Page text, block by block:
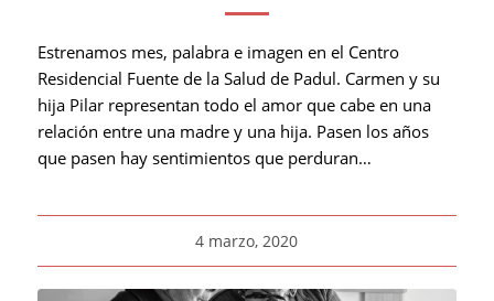
Estrenamos mes, palabra e imagen en el Centro
Residencial Fuente de la Salud de Padul. Carmen y su
hija Pilar representan todo el amor que cabe en una
relación entre una madre y una hija. Pasen los años
que pasen hay sentimientos que perduran…
4 marzo, 2020